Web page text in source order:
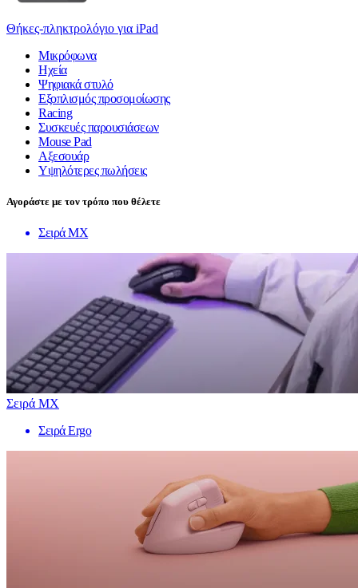
Θήκες-πληκτρολόγιο για iPad
Μικρόφωνα
Ηχεία
Ψηφιακά στυλό
Εξοπλισμός προσομοίωσης
Racing
Συσκευές παρουσιάσεων
Mouse Pad
Αξεσουάρ
Υψηλότερες πωλήσεις
Αγοράστε με τον τρόπο που θέλετε
Σειρά MX
Σειρά MX
Σειρά Ergo